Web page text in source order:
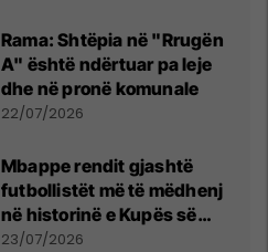
Rama: Shtëpia në "Rrugën
A" është ndërtuar pa leje
dhe në pronë komunale
22/07/2026
Mbappe rendit gjashtë
futbollistët më të mëdhenj
në historinë e Kupës së
Botës, Messi mbetet i dyti
23/07/2026